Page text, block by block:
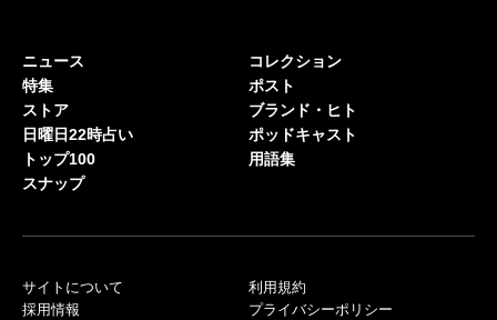
ニュース
特集
ストア
日曜日22時占い
トップ100
スナップ
コレクション
ポスト
ブランド・ヒト
ポッドキャスト
用語集
サイトについて
採用情報
利用規約
プライバシーポリシー